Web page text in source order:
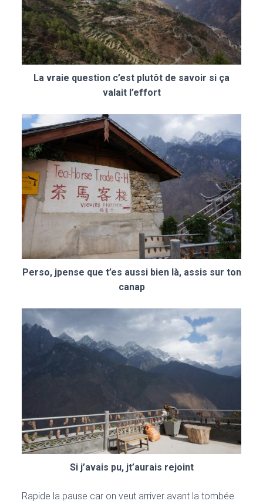
La vraie question c’est plutôt de savoir si ça
valait l’effort
Perso, jpense que t’es aussi bien là, assis sur ton
canap
Si j’avais pu, jt’aurais rejoint
Rapide la pause car on veut arriver avant la tombée